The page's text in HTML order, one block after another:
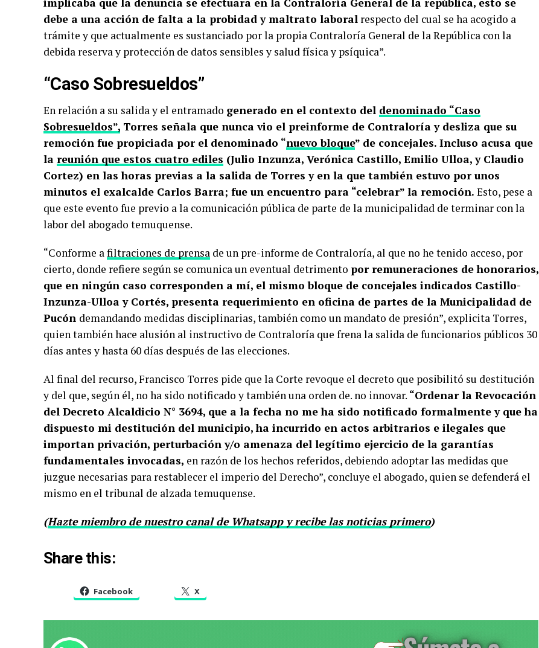
implicaba que la denuncia se efectuara en la Contraloría General de la república, esto se
debe a una acción de falta a la probidad y maltrato laboral respecto del cual se ha acogido a
trámite y que actualmente es sustanciado por la propia Contraloría General de la República con la
debida reserva y protección de datos sensibles y salud física y psíquica”.
“Caso Sobresueldos”
En relación a su salida y el entramado generado en el contexto del denominado “Caso
Sobresueldos”, Torres señala que nunca vio el preinforme de Contraloría y desliza que su
remoción fue propiciada por el denominado “nuevo bloque” de concejales. Incluso acusa que
la reunión que estos cuatro ediles (Julio Inzunza, Verónica Castillo, Emilio Ulloa, y Claudio
Cortez) en las horas previas a la salida de Torres y en la que también estuvo por unos
minutos el exalcalde Carlos Barra; fue un encuentro para “celebrar” la remoción. Esto, pese a
que este evento fue previo a la comunicación pública de parte de la municipalidad de terminar con la
labor del abogado temuquense.
“Conforme afiltraciones de prensa de un pre-informe de Contraloría, al que no he tenido acceso, por
cierto, donde refiere según se comunica un eventual detrimento por remuneraciones de honorarios,
que en ningún caso corresponden a mí, el mismo bloque de concejales indicados Castillo-
Inzunza-Ulloa y Cortés, presenta requerimiento en oficina de partes de la Municipalidad de
Pucón demandando medidas disciplinarias, también como un mandato de presión”, explicita Torres,
quien también hace alusión al instructivo de Contraloría que frena la salida de funcionarios públicos 30
días antes y hasta 60 días después de las elecciones.
Al final del recurso, Francisco Torres pide que la Corte revoque el decreto que posibilitó su destitución
y del que, según él, no ha sido notificado y también una orden de. no innovar. “Ordenar la Revocación
del Decreto Alcaldicio N° 3694, que a la fecha no me ha sido notificado formalmente y que ha
dispuesto mi destitución del municipio, ha incurrido en actos arbitrarios e ilegales que
importan privación, perturbación y/o amenaza del legítimo ejercicio de la garantías
fundamentales invocadas, en razón de los hechos referidos, debiendo adoptar las medidas que
juzgue necesarias para restablecer el imperio del Derecho”, concluye el abogado, quien se defenderá el
mismo en el tribunal de alzada temuquense.
(Hazte miembro de nuestro canal de Whatsapp y recibe las noticias primero)
Share this:
Facebook X